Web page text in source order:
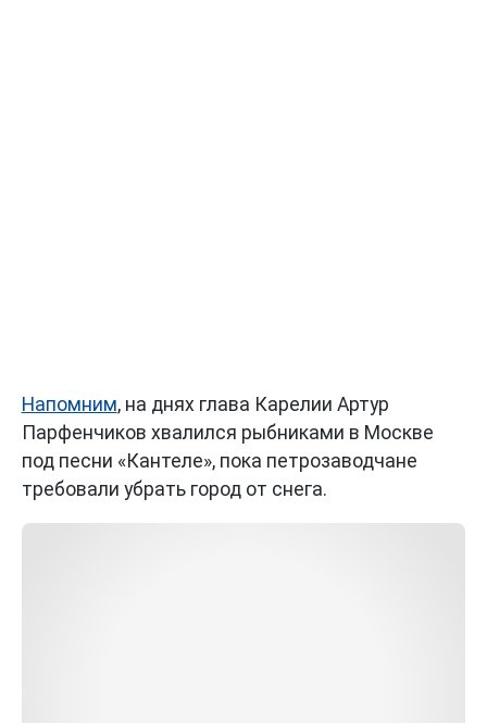
Напомним, на днях глава Карелии Артур
Парфенчиков хвалился рыбниками в Москве
под песни «Кантеле», пока петрозаводчане
требовали убрать город от снега.